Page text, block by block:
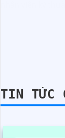
TIN TỨC